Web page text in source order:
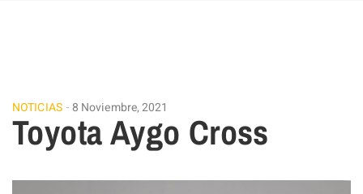
NOTICIAS 8 Noviembre, 2021
Toyota Aygo Cross